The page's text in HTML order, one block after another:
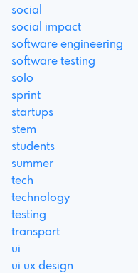
social
social impact
software engineering
software testing
solo
sprint
startups
stem
students
summer
tech
technology
testing
transport
ui
ui ux design